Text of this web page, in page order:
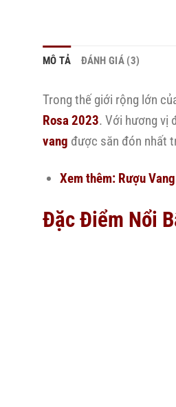
MÔ TẢ ĐÁNH GIÁ (3)
Trong thế giới rộng lớn
Rosa 2023. Với hương vị
vang được săn đón nhất
Xem thêm: Rượu
Đặc Điểm Nổi